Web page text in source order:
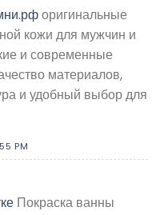
оригинальные
кожи для мужчин и
и современные
материалов,
и удобный выбор для
PM
Покраска ванны